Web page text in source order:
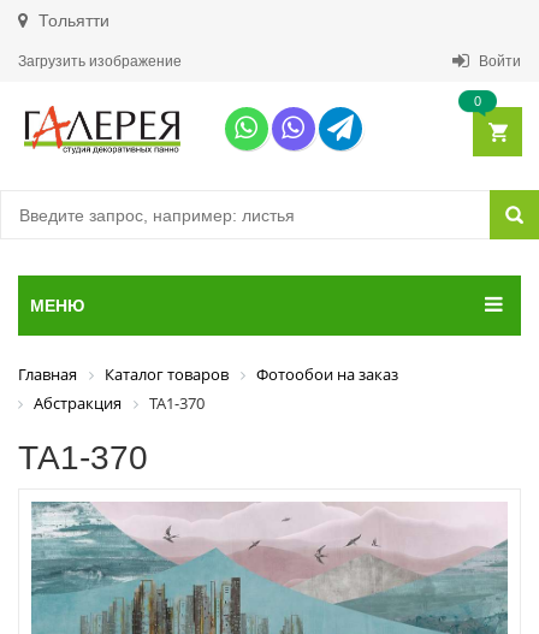
Тольятти
Загрузить изображение Войти
0
МЕНЮ
Главная Каталог товаров
Фотообои на заказ
Абстракция
ТА1-370
ТА1-370